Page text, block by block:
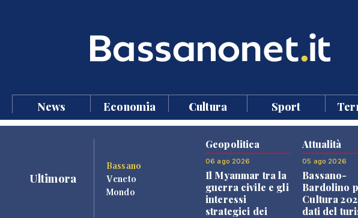
News Economia Cultura Sport
Ultimora
Bassano
Veneto
Mondo
Geopolitica
06 ago 2026
Il Myanmar tra la
guerra civile e gli
interessi
strategici dei
Attualità
05 ago 2026
Bassano-
Bardolino
Cultura
dati del